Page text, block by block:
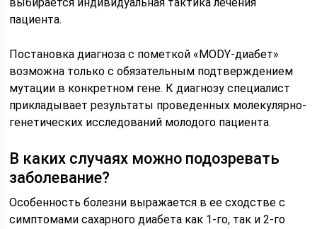
пациента.
Постановка диагноза с пометкой «MODY-диабет»
возможна только с обязательным подтверждением
мутации в конкретном гене. К диагнозу специалист
прикладывает результаты проведенных молекулярно-
генетических исследований молодого пациента.
В каких случаях можно подозревать
заболевание?
Особенность болезни выражается в ее сходстве с
симптомами сахарного диабета как 1-го, так и 2-го